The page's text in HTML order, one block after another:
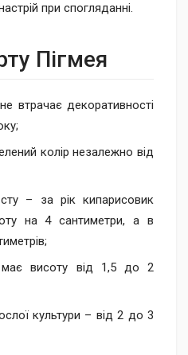
при спогляданні.
Пі​​гмея
втрачає декоративності
колір незалежно від
– за рік кипарисовик
на 4 сантиметри, а в
висоту від 1,5 до 2
культури – від 2 до 3